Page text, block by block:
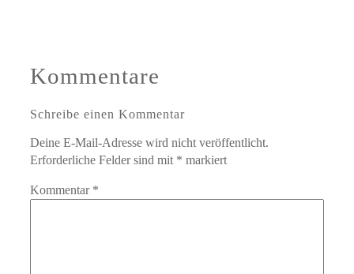
Kommentare
Schreibe einen Kommentar
Deine E-Mail-Adresse wird nicht veröffentlicht.
Erforderliche Felder sind mit * markiert
Kommentar *